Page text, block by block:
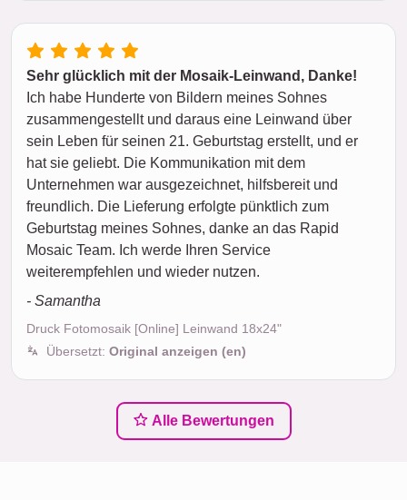
Sehr glücklich mit der Mosaik-Leinwand, Danke!
Ich habe Hunderte von Bildern meines Sohnes
zusammengestellt und daraus eine Leinwand über
sein Leben für seinen 21. Geburtstag erstellt, und er
hat sie geliebt. Die Kommunikation mit dem
Unternehmen war ausgezeichnet, hilfsbereit und
freundlich. Die Lieferung erfolgte pünktlich zum
Geburtstag meines Sohnes, danke an das Rapid
Mosaic Team. Ich werde Ihren Service
weiterempfehlen und wieder nutzen.
- Samantha
Druck Fotomosaik [Online] Leinwand 18x24"
Übersetzt: Original anzeigen (en)
Alle Bewertungen